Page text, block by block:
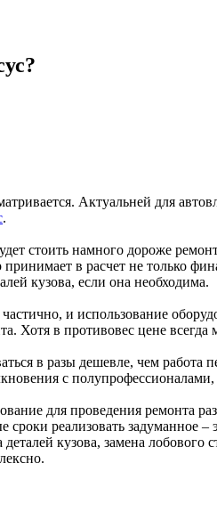
Актуальней для
.
стоить намного дороже
в расчет не только
кузова, если она необходима.
и использование
Хотя в противовес цене
в разы дешевле, чем работа
с
для проведения ремонта
реализовать
кузова, замена лобового